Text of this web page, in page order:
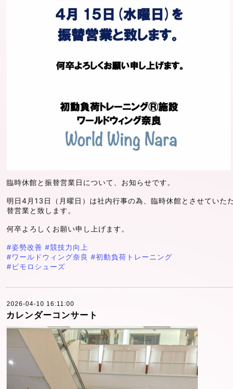
臨時休館と振替営業日について、お知らせです。
明日4月13日（月曜日）は社内行事の為、臨時休館とさせていた
替営業と致します。
何卒よろしくお願い申し上げます。
#姿勢改善 #競技力向上
#ワールドウィング奈良 #初動負荷トレーニング
#ビモロシューズ
2026-04-10 16:11:00
カレンダーコンサート